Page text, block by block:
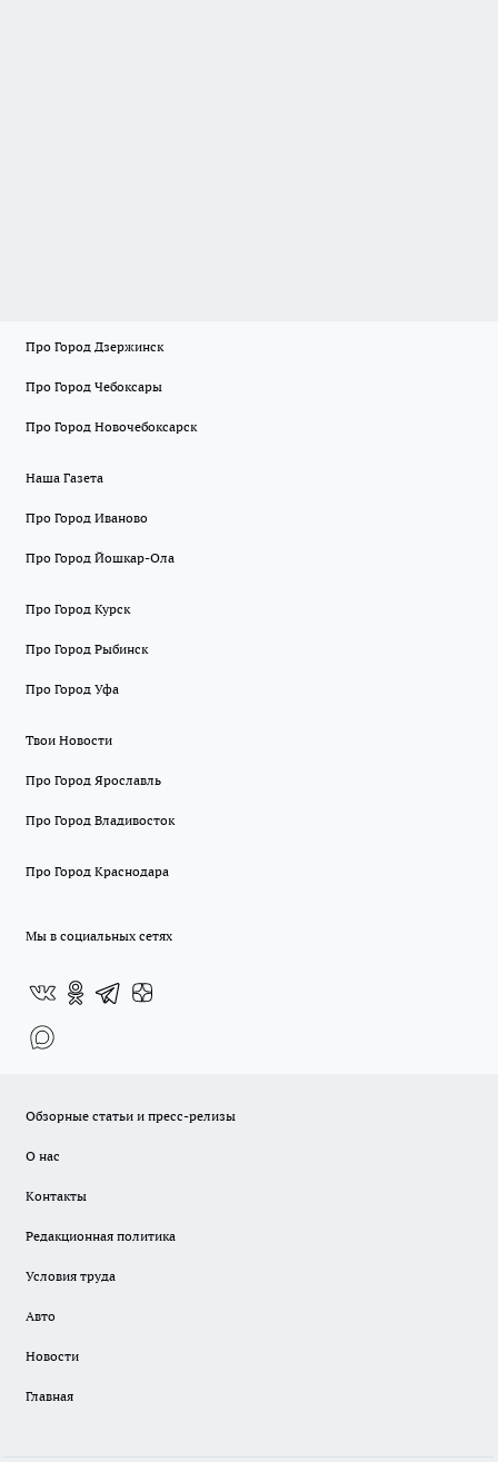
Про Город Дзержинск
Про Город Чебоксары
Про Город Новочебоксарск
Наша Газета
Про Город Иваново
Про Город Йошкар-Ола
Про Город Курск
Про Город Рыбинск
Про Город Уфа
Твои Новости
Про Город Ярославль
Про Город Владивосток
Про Город Краснодара
Мы в социальных сетях
Обзорные статьи и пресс-релизы
О нас
Контакты
Редакционная политика
Условия труда
Авто
Новости
Главная